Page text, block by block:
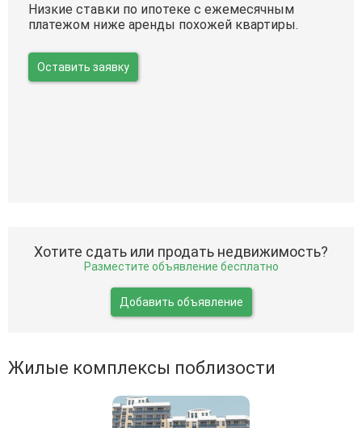
Низкие ставки по ипотеке с ежемесячным
платежом ниже аренды похожей квартиры.
Оставить заявку
Хотите сдать или продать недвижимость?
Разместите объявление бесплатно
Добавить объявление
Жилые комплексы поблизости